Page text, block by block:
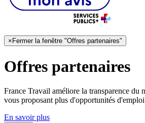
× Fermer la fenêtre "Offres partenaires"
Offres partenaires
France Travail améliore la transparence du
vous proposant plus d'opportunités d'emploi
En savoir plus